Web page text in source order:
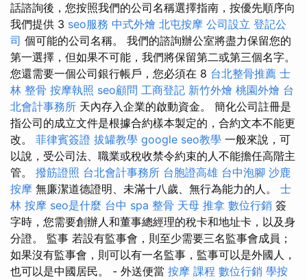
話諮詢後，您按照我們的公司名稱選擇指南，按優先順序向
我們提供 3 seo服務 中式外燴 北屯按摩 公司設立 登記公
司 個可能的公司名稱。 我們的諮詢辦公室將盡力保留您的
第一選擇，但如果不可能，我們將保留第二或第三個名字。
您還需要一個公司銀行帳戶，您必須在 8 台北整骨推薦 士
林 整骨 按摩執照 seo顧問 工商登記 新竹外燴 桃園外燴 台
北會計事務所 天內存入企業的啟動資金。 簡化公司註冊是
指公司的成立文件是根據合約樣本製定的，合約文本不能更
改。 菲律賓簽證 拔罐教學 google seo教學 一般來說，可
以說，受公司法、職業或稅收禁令約束的人不能擔任高階主
管。 撥筋證照 台北會計事務所 台胞證高雄 台中泡腳 沙鹿
按摩 無廉潔道德證明、未滿十八歲、無行為能力的人。 士
林 按摩 seo是什麼 台中 spa 整骨 天母 推拿 數位行銷 簽
字時，您需要創辦人和董事總經理的稅卡和地址卡，以及身
分證。 監事 若設有監事會，則至少需要三名監事會成員；
如果沒有監事會，則可以有一名監事，監事可以是外國人，
也可以是中國居民。 - 外送便當 按摩 課程 數位行銷 學按